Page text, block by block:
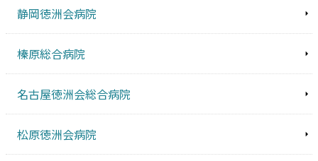
静岡徳洲会病院
榛原総合病院
名古屋徳洲会総合病院
松原徳洲会病院